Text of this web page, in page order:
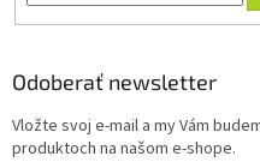
Odoberať newsletter
Vložte svoj e-mail a my Vám
produktoch na našom e-shope.